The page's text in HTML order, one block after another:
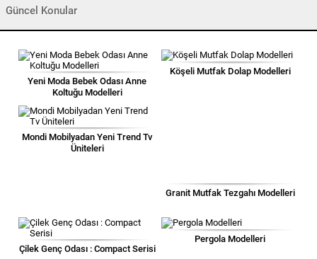
Güncel Konular
Yeni Moda Bebek Odası Anne
Koltuğu Modelleri
Köşeli Mutfak Dolap Modelleri
Mondi Mobilyadan Yeni Trend Tv
Üniteleri
Granit Mutfak Tezgahı Modelleri
Çilek Genç Odası : Compact Serisi
Pergola Modelleri